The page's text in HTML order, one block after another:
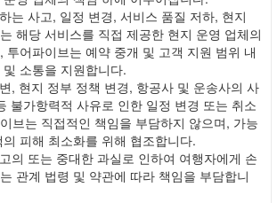
는 사고, 일정 변경, 서비스 품질 저하, 현지
해당 서비스를 직접 제공한 현지 운영 업체의
투어파이브는 예약 중개 및 고객 지원 범위 내
소통을 지원합니다.
, 현지 정부 정책 변경, 항공사 및 운송사의 사
불가항력적 사유로 인한 일정 변경 또는 취소
브는 직접적인 책임을 부담하지 않으며, 가능
피해 최소화를 위해 협조합니다.
의 또는 중대한 과실로 인하여 여행자에게 손
관계 법령 및 약관에 따라 책임을 부담합니